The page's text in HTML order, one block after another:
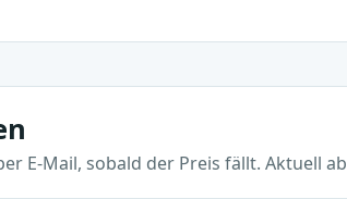
E-Mail, sobald der Preis fällt. Aktuell ab